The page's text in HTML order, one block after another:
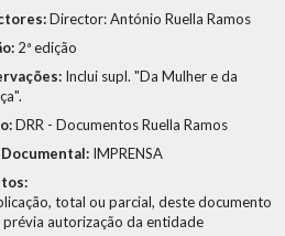
Director: António Ruella Ramos
2ª edição
Inclui supl. "Da Mulher e da
DRR - Documentos Ruella Ramos
IMPRENSA
total ou parcial, deste documento
prévia autorização da entidade